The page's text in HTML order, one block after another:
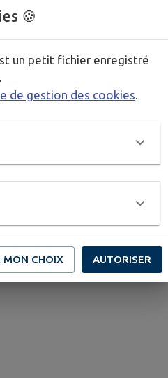
sportif varié.
! Une séance d’essai
🍪
un petit fichier enregistré
de gestion des cookies
MON CHOIX AUTORISER